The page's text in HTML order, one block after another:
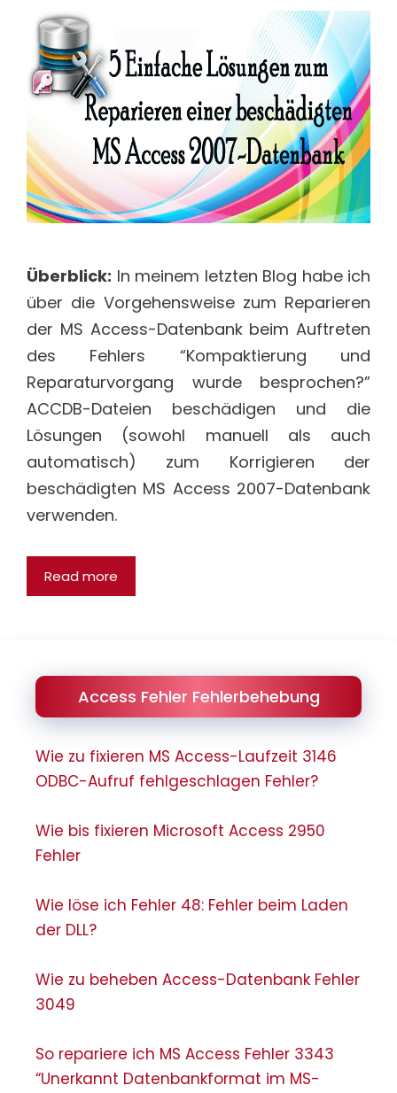
Überblick: In meinem letzten Blog habe ich
über die Vorgehensweise zum Reparieren
der MS Access-Datenbank beim Auftreten
des Fehlers “Kompaktierung und
Reparaturvorgang wurde besprochen?”
ACCDB-Dateien beschädigen und die
Lösungen (sowohl manuell als auch
automatisch) zum Korrigieren der
beschädigten MS Access 2007-Datenbank
verwenden.
Read more
Access Fehler Fehlerbehebung
Wie zu fixieren MS Access-Laufzeit 3146
ODBC-Aufruf fehlgeschlagen Fehler?
Wie bis fixieren Microsoft Access 2950
Fehler
Wie löse ich Fehler 48: Fehler beim Laden
der DLL?
Wie zu beheben Access-Datenbank Fehler
3049
So repariere ich MS Access Fehler 3343
“Unerkannt Datenbankformat im MS-